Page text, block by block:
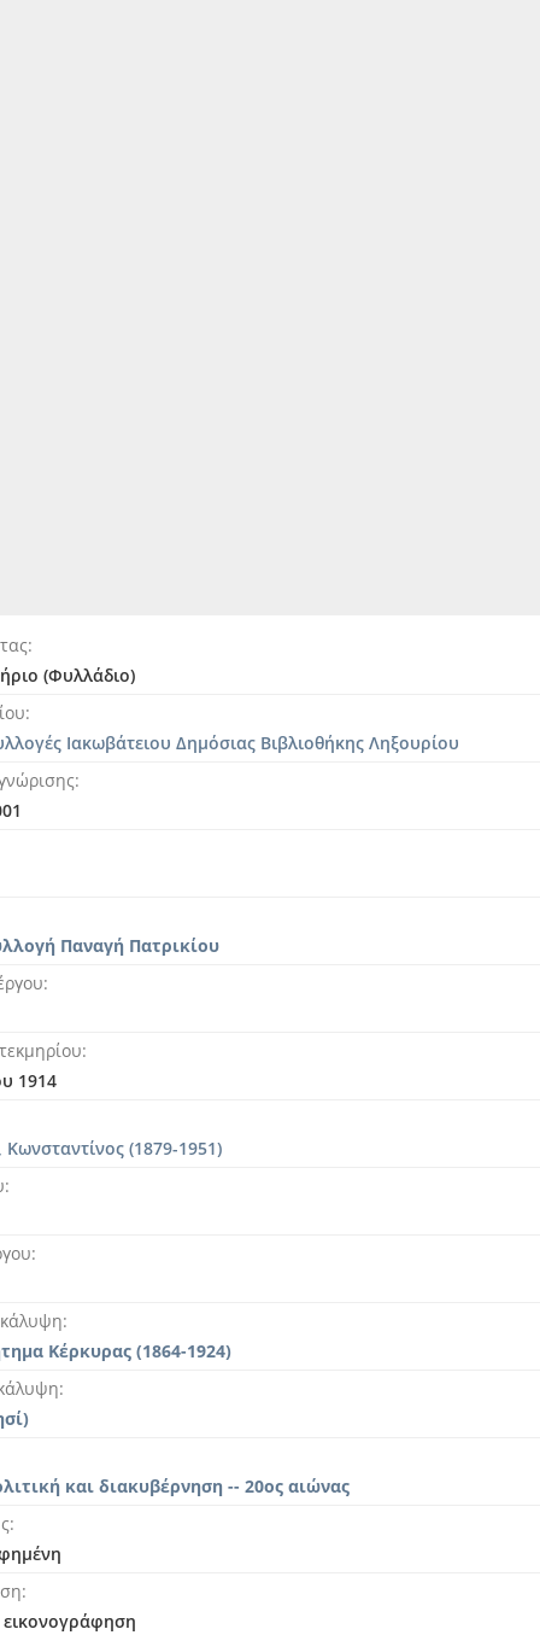
(Φυλλάδιο)
Ιακωβάτειου Δημόσιας Βιβλιοθήκης Ληξουρίου
Παναγή Πατρικίου
1914
Κωνσταντίνος (1879-1951)
Κέρκυρας (1864-1924)
και διακυβέρνηση -- 20ος αιώνας
εικονογράφηση